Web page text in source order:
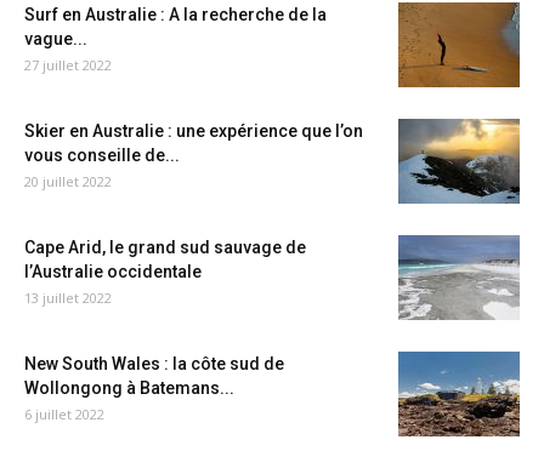
Surf en Australie : A la recherche de la
vague...
27 juillet 2022
Skier en Australie : une expérience que l’on
vous conseille de...
20 juillet 2022
Cape Arid, le grand sud sauvage de
l’Australie occidentale
13 juillet 2022
New South Wales : la côte sud de
Wollongong à Batemans...
6 juillet 2022